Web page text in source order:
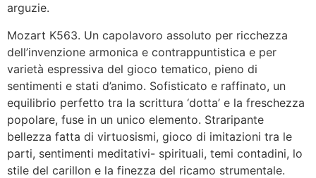
arguzie.
Mozart K563. Un capolavoro assoluto per ricchezza
dell’invenzione armonica e contrappuntistica e per
varietà espressiva del gioco tematico, pieno di
sentimenti e stati d’animo. Sofisticato e raffinato, un
equilibrio perfetto tra la scrittura ‘dotta’ e la freschezza
popolare, fuse in un unico elemento. Straripante
bellezza fatta di virtuosismi, gioco di imitazioni tra le
parti, sentimenti meditativi- spirituali, temi contadini, lo
stile del carillon e la finezza del ricamo strumentale.